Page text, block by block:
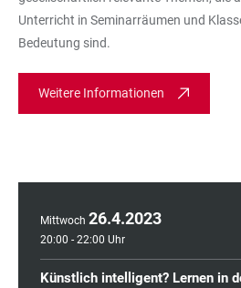
Unterricht in Seminarräumen und
Bedeutung sind.
Weitere Informationen
Mittwoch 26.4.2023
20:00 - 22:00 Uhr
Künstlich intelligent? Lernen in